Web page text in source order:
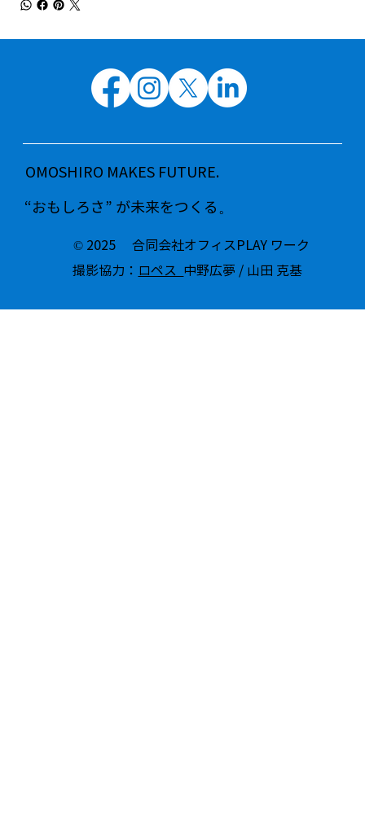
OMOSHIRO MAKES FUTURE.
“おもしろさ” が未来をつくる。
© 2025 合同会社オフィスPLAY ワーク
撮影協力： ロペス 中野広夢 / 山田 克基